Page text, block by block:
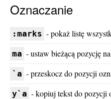
Oznaczanie
:marks - pokaż listę
ma - ustaw bieżącą pozycję
`a - przeskocz do pozycji
y`a - kopiuj tekst do pozycji